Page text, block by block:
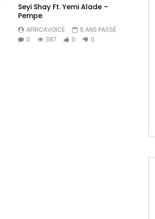
Seyi Shay Ft. Yemi Alade –
Pempe
AFRICAVOICE
5 ANS PASSÉ
0
387 0 0